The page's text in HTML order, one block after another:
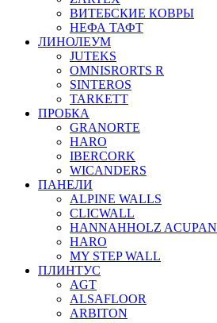
ВИТЕБСКИЕ КОВРЫ
НЕФА ТАФТ
ЛИНОЛЕУМ
JUTEKS
OMNISRORTS R
SINTEROS
TARKETT
ПРОБКА
GRANORTE
HARO
IBERCORK
WICANDERS
ПАНЕЛИ
ALPINE WALLS
CLICWALL
HANNAHHOLZ ACUPAN
HARO
MY STEP WALL
ПЛИНТУС
AGT
ALSAFLOOR
ARBITON